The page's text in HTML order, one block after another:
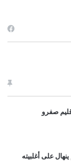
صفرو
على أغلبيته